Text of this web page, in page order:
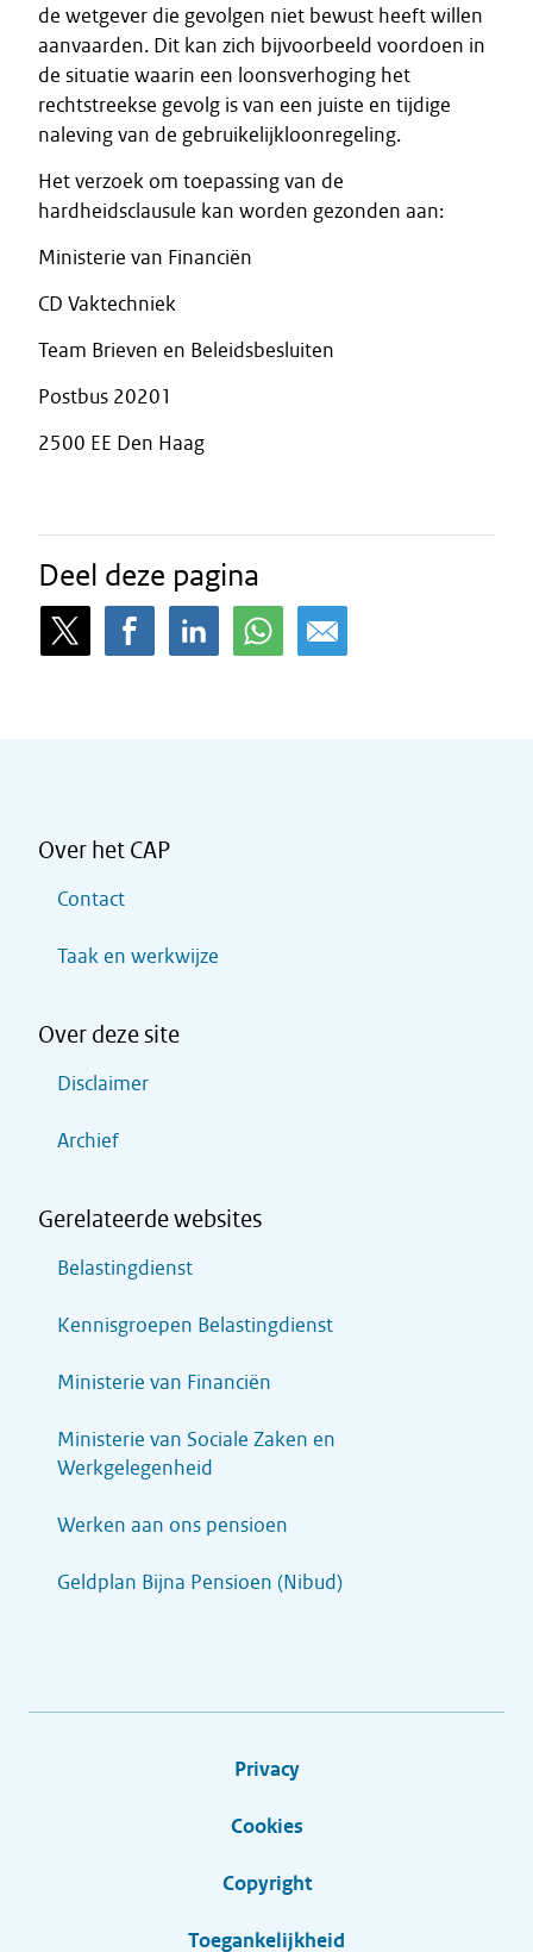
de wetgever die gevolgen niet bewust heeft willen
aanvaarden. Dit kan zich bijvoorbeeld voordoen in
de situatie waarin een loonsverhoging het
rechtstreekse gevolg is van een juiste en tijdige
naleving van de gebruikelijkloonregeling.
Het verzoek om toepassing van de
hardheidsclausule kan worden gezonden aan:
Ministerie van Financiën
CD Vaktechniek
Team Brieven en Beleidsbesluiten
Postbus 20201
2500 EE Den Haag
Deel deze pagina
Over het CAP
Contact
Taak en werkwijze
Over deze site
Disclaimer
Archief
Gerelateerde websites
Belastingdienst
Kennisgroepen Belastingdienst
Ministerie van Financiën
Ministerie van Sociale Zaken en
Werkgelegenheid
Werken aan ons pensioen
Geldplan Bijna Pensioen (Nibud)
Privacy
Cookies
Copyright
Toegankelijkheid